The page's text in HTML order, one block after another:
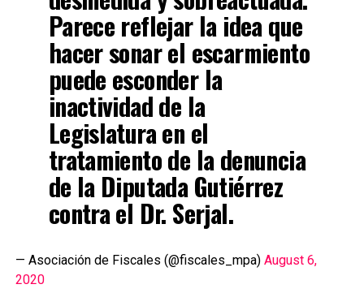
Parece reflejar la idea que
hacer sonar el escarmiento
puede esconder la
inactividad de la
Legislatura en el
tratamiento de la denuncia
de la Diputada Gutiérrez
contra el Dr. Serjal.
— Asociación de Fiscales (@fiscales_mpa) August 6,
2020